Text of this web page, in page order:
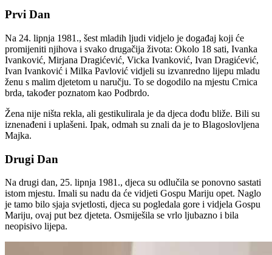
Prvi Dan
Na 24. lipnja 1981., šest mladih ljudi vidjelo je događaj koji će
promijeniti njihova i svako drugačija života: Okolo 18 sati, Ivanka
Ivanković, Mirjana Dragićević, Vicka Ivanković, Ivan Dragićević,
Ivan Ivanković i Milka Pavlović vidjeli su izvanredno lijepu mladu
ženu s malim djetetom u naručju. To se dogodilo na mjestu Crnica
brda, također poznatom kao Podbrdo.
Žena nije ništa rekla, ali gestikulirala je da djeca dođu bliže. Bili su
iznenađeni i uplašeni. Ipak, odmah su znali da je to Blagoslovljena
Majka.
Drugi Dan
Na drugi dan, 25. lipnja 1981., djeca su odlučila se ponovno sastati
istom mjestu. Imali su nadu da će vidjeti Gospu Mariju opet. Naglo
je tamo bilo sjaja svjetlosti, djeca su pogledala gore i vidjela Gospu
Mariju, ovaj put bez djeteta. Osmiješila se vrlo ljubazno i bila
neopisivo lijepa.